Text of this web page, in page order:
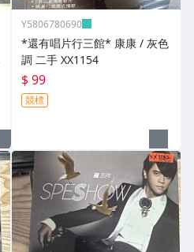
Y5806780690
*還有唱片行三館* 康康 / 灰色
調 二手 XX1154
$ 99
競標